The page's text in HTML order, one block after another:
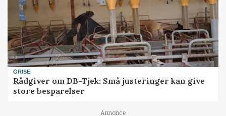
GRISE
Rådgiver om DB-Tjek: Små justeringer kan give
store besparelser
Annonce